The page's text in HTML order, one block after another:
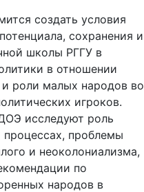
создать условия
сохранения и
школы РГГУ в
в отношении
и роли малых народов во
игроков.
исследуют роль
проблемы
и неоколониализма,
по
народов в